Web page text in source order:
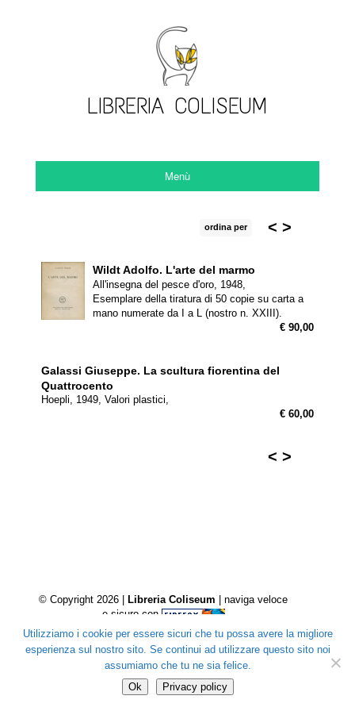
LIBRERIA COLISEUM
Menù
< >
ordina per
Wildt Adolfo. L'arte del marmo
All'insegna del pesce d'oro, 1948,
Esemplare della tiratura di 50 copie su carta a
mano numerate da I a L (nostro n. XXIII).
€ 90,00
Galassi Giuseppe. La scultura fiorentina del
Quattrocento
Hoepli, 1949, Valori plastici,
€ 60,00
< >
© Copyright 2026 | Libreria Coliseum | naviga veloce
e sicuro con
Utilizziamo i cookie per essere sicuri che tu possa avere la migliore
esperienza sul nostro sito. Se continui ad utilizzare questo sito noi
assumiamo che tu ne sia felice.
Ok
Privacy policy